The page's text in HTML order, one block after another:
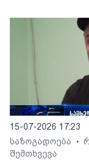
15-07-2026 17:23
საზოგადოება
•
შემთხვევა